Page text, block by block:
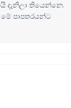
දැනිලා තියෙන්නෙ.
පාපතරයන්ට